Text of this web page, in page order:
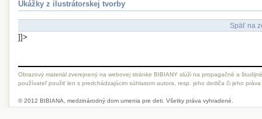
Ukážky z ilustrátorskej tvorby
Späť na
]]>
Obrazový materiál zverejnený na webovej stránke BIBIANY slúži na propagačné a
používateľ použiť len s predchádzajúcim súhlasom autora, resp. jeho dediča či jeho
© 2012 BIBIANA, medzinárodný dom umenia pre deti. Všetky práva vyhradené.